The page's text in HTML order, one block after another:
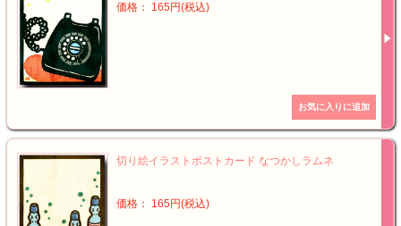
価格： 165円(税込)
切り絵イラストポストカード なつかしラムネ
価格： 165円(税込)